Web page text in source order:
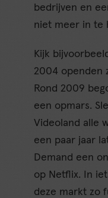
bedrijven en
niet meer in te
Kijk
2004 openden
Rond 2009
een opmars.
Videoland alle
een paar jaar
Demand een
op Netflix. In
deze markt zo